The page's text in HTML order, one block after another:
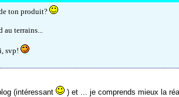
ton produit?
au terrains...
svp!
(intéressant
) et ... je comprends mieux la